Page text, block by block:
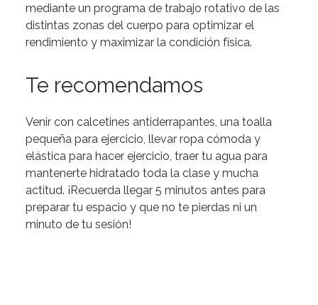
mediante un programa de trabajo rotativo de las
distintas zonas del cuerpo para optimizar el
rendimiento y maximizar la condición física.
Te recomendamos
Venir con calcetines antiderrapantes, una toalla
pequeña para ejercicio, llevar ropa cómoda y
elástica para hacer ejercicio, traer tu agua para
mantenerte hidratado toda la clase y mucha
actitud. ¡Recuerda llegar 5 minutos antes para
preparar tu espacio y que no te pierdas ni un
minuto de tu sesión!